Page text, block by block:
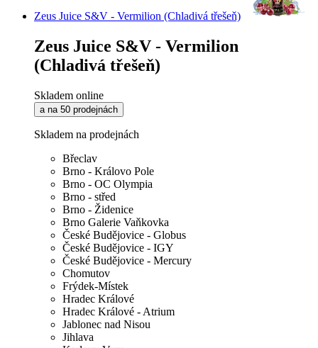
Zeus Juice S&V - Vermilion (Chladivá třešeň)
Zeus Juice S&V - Vermilion
(Chladivá třešeň)
Skladem online
a na 50 prodejnách
Skladem na prodejnách
Břeclav
Brno - Královo Pole
Brno - OC Olympia
Brno - střed
Brno - Židenice
Brno Galerie Vaňkovka
České Budějovice - Globus
České Budějovice - IGY
České Budějovice - Mercury
Chomutov
Frýdek-Místek
Hradec Králové
Hradec Králové - Atrium
Jablonec nad Nisou
Jihlava